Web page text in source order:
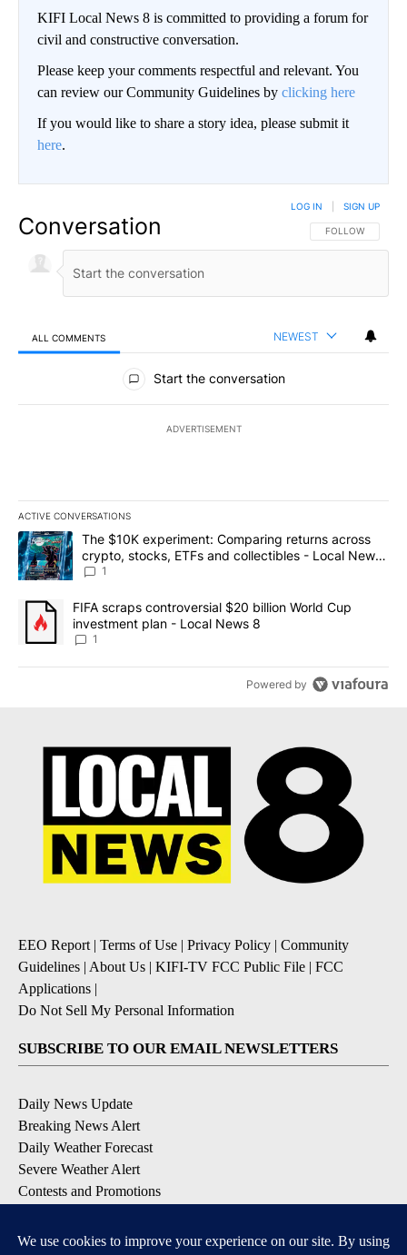
KIFI Local News 8 is committed to providing a forum for
civil and constructive conversation.
Please keep your comments respectful and relevant. You
can review our Community Guidelines by clicking here
If you would like to share a story idea, please submit it
here.
Conversation FOLLOW THIS
FOLLOW
LOG IN SIGN UP
ALL COMMENTS NEWEST
All Comments
Start the conversation
ADVERTISEMENT
ACTIVE CONVERSATIONS
The following is a list of the most commented articles in the last
A trending article titled "The $10K experiment: Comparing
The $10K experiment: Comparing returns across
crypto, stocks, ETFs and collectibles - Local News
8
1
A trending article titled "FIFA scraps controversial $20 billion
FIFA scraps controversial $20 billion World Cup
investment plan - Local News 8
1
Powered by
EEO Report| Terms of Use | Privacy Policy | Community
Guidelines | About Us | KIFI-TV FCC Public File | FCC
Applications |
Do Not Sell My Personal Information
SUBSCRIBE TO OUR EMAIL NEWSLETTERS
Daily News Update
Breaking News Alert
Daily Weather Forecast
Severe Weather Alert
Contests and Promotions